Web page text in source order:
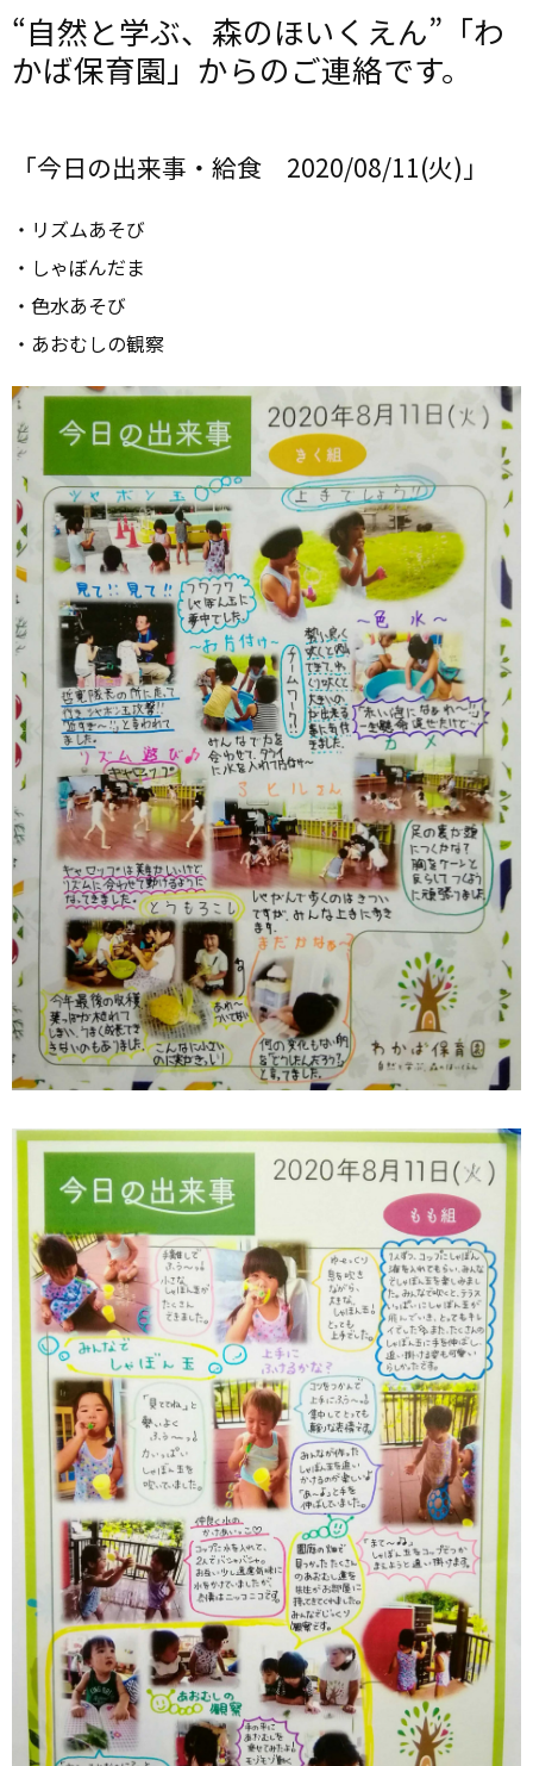
“自然と学ぶ、森のほいくえん”「わ
かば保育園」からのご連絡です。
「今日の出来事・給食 2020/08/11(火)」
・リズムあそび
・しゃぼんだま
・色水あそび
・あおむしの観察